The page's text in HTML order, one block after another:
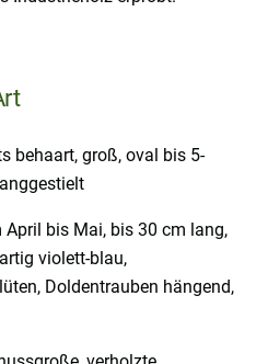
behaart, groß, oval bis 5-
April bis Mai, bis 30 cm lang,
violett-blau,
Doldentrauben hängend,